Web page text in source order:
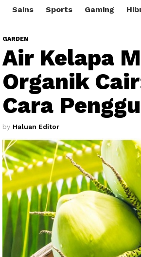
Sains Sports Gaming
GARDEN
Air Kelapa
Organik
Cara
by Haluan Editor